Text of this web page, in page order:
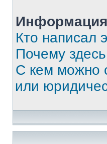
Кто написал
Почему
С кем можно
или